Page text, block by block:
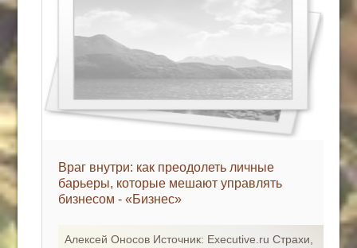
Враг внутри: как преодолеть личные
барьеры, которые мешают управлять
бизнесом - «Бизнес»
Алексей Оносов Источник: Executive.ru Страхи,